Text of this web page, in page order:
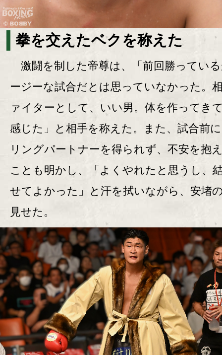
拳を交えたベクを称えた
激闘を制した帝尊は、「前回勝ってい
ージーな試合だとは思っていなかった。
ァイターとして、いい男。体を作ってき
感じた」と相手を称えた。また、試合前
リングパートナーを得られず、不安を抱
ことも明かし、「よくやれたと思うし、
せてよかった」と汗を拭いながら、安堵
見せた。